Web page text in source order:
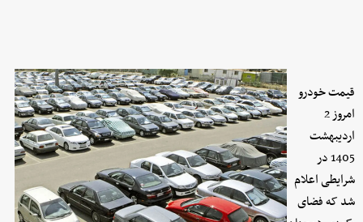
قیمت خودرو
امروز 2
اردیبهشت
1405 در
شرایطی اعلام
شد که فضای